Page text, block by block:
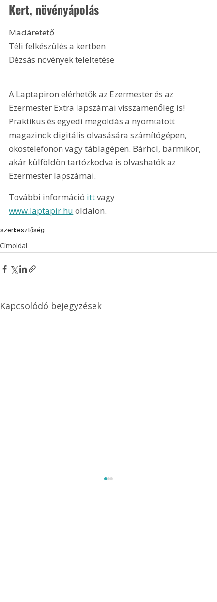
Kert, növényápolás
Madáretető
Téli felkészülés a kertben
Dézsás növények teleltetése
A Laptapiron elérhetők az Ezermester és az
Ezermester Extra lapszámai visszamenőleg is!
Praktikus és egyedi megoldás a nyomtatott
magazinok digitális olvasására számítógépen,
okostelefonon vagy táblagépen. Bárhol, bármikor,
akár külföldön tartózkodva is olvashatók az
Ezermester lapszámai.
További információ itt vagy
www.laptapir.hu oldalon.
szerkesztőség
Címoldal
Kapcsolódó bejegyzések